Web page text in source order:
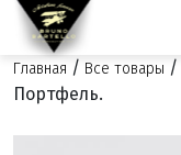
Главная / Все товары /
Портфель.